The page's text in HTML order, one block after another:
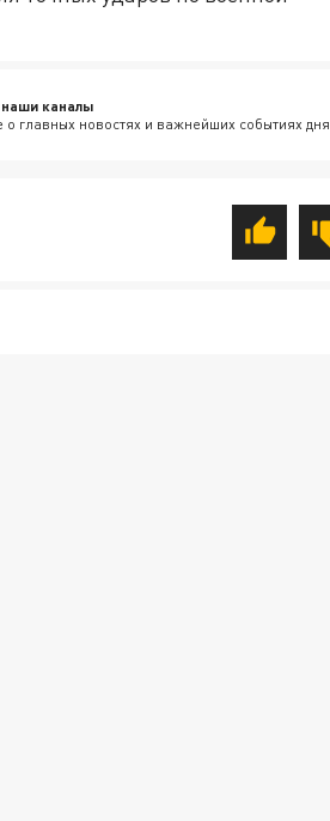
каналы
о главных новостях и важнейших событиях дня.